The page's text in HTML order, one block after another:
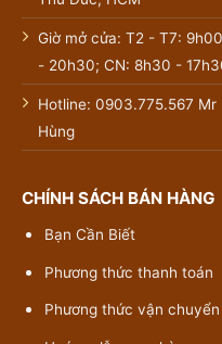
Giờ mở cửa: T2 - T7: 9h00
- 20h30; CN: 8h30 -
Hotline: 0903.775.567 Mr
Hùng
CHÍNH SÁCH BÁN HÀNG
Bạn Cần Biết
Phương thức thanh toán
Phương thức vận chuyển